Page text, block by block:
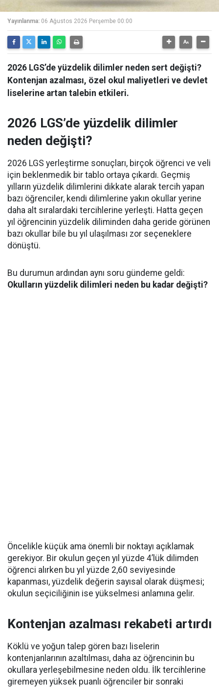
Yayınlanma: 06 Ağustos 2026 Perşembe 00:00
2026 LGS’de yüzdelik dilimler neden sert değişti?
Kontenjan azalması, özel okul maliyetleri ve devlet
liselerine artan talebin etkileri.
2026 LGS’de yüzdelik dilimler
neden değişti?
2026 LGS yerleştirme sonuçları, birçok öğrenci ve veli
için beklenmedik bir tablo ortaya çıkardı. Geçmiş
yılların yüzdelik dilimlerini dikkate alarak tercih yapan
bazı öğrenciler, kendi dilimlerine yakın okullar yerine
daha alt sıralardaki tercihlerine yerleşti. Hatta geçen
yıl öğrencinin yüzdelik diliminden daha geride görünen
bazı okullar bile bu yıl ulaşılması zor seçeneklere
dönüştü.
Bu durumun ardından aynı soru gündeme geldi:
Okulların yüzdelik dilimleri neden bu kadar değişti?
Öncelikle küçük ama önemli bir noktayı açıklamak
gerekiyor. Bir okulun geçen yıl yüzde 4’lük dilimden
öğrenci alırken bu yıl yüzde 2,60 seviyesinde
kapanması, yüzdelik değerin sayısal olarak düşmesi;
okulun seçiciliğinin ise yükselmesi anlamına gelir.
Kontenjan azalması rekabeti artırdı
Köklü ve yoğun talep gören bazı liselerin
kontenjanlarının azaltılması, daha az öğrencinin bu
okullara yerleşebilmesine neden oldu. İlk tercihlerine
giremeyen yüksek puanlı öğrenciler bir sonraki